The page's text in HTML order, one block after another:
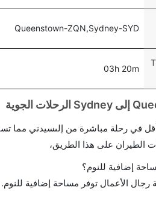
Queenstown-ZQN,Sydney-SYD
03h 20m
في رحلة مباشرة من إلىسيدني مما
الطيران على هذا الطريق،
إضافية للنوم؟
الأعمال توفر مساحة إضافية للنوم.